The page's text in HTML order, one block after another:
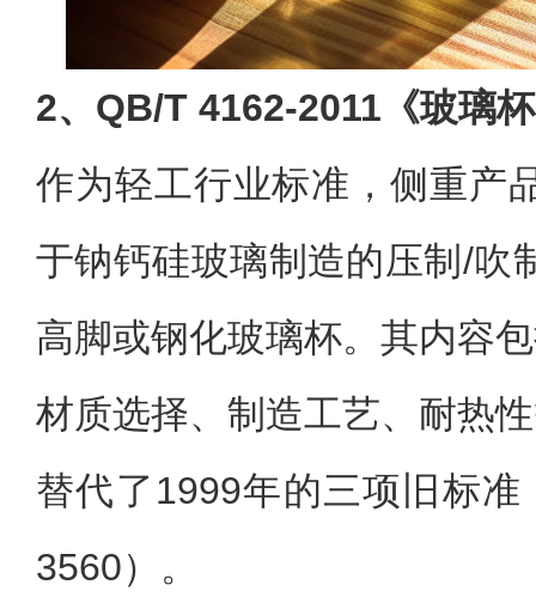
2、‌QB/T 4162-2011《玻璃
作为轻工行业标准，侧重产
于钠钙硅玻璃制造的压制/吹
高脚或钢化玻璃杯。其内容
材质选择、制造工艺、耐热
替代了1999年的三项旧标准
3560）。